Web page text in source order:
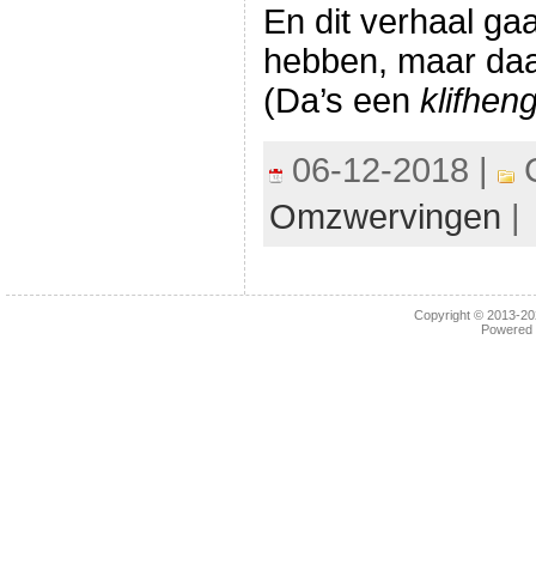
En dit verhaal
hebben, maar
(Da’s een
06-12-2018 |
Omzwervingen |
Copyright © 2013-